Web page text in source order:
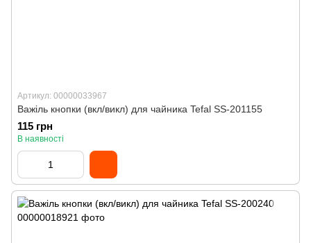
Артикул: 00000033967
Важіль кнопки (вкл/викл) для чайника Tefal SS-201155
115 грн
В наявності